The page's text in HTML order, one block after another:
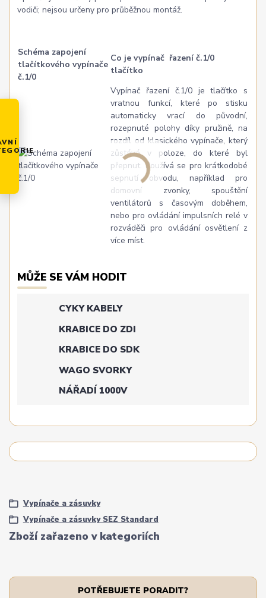
vodiči; nejsou určeny pro průběžnou montáž.
Schéma zapojení
tlačítkového vypínače
č.1/0
Co je vypínač řazení č.1/0
tlačítko
Vypínač řazení č.1/0 je tlačítko s
vratnou funkcí, které po stisku
automaticky vrací do původní,
rozepnuté polohy díky pružině, na
rozdíl od klasického vypínače, který
zůstává v poloze, do které byl
přepnut. Používá se pro krátkodobé
sepnutí obvodu, například pro
domovní zvonky, spouštění
ventilátorů s časovým doběhem,
nebo pro ovládání impulsních relé v
rozváděči pro ovládání osvětlení z
více míst.
MŮŽE SE VÁM HODIT
CYKY KABELY
KRABICE DO ZDI
KRABICE DO SDK
WAGO SVORKY
NÁŘADÍ 1000V
Zboží zařazeno v kategoriích
Vypínače a zásuvky
Vypínače a zásuvky SEZ Standard
POTŘEBUJETE PORADIT?